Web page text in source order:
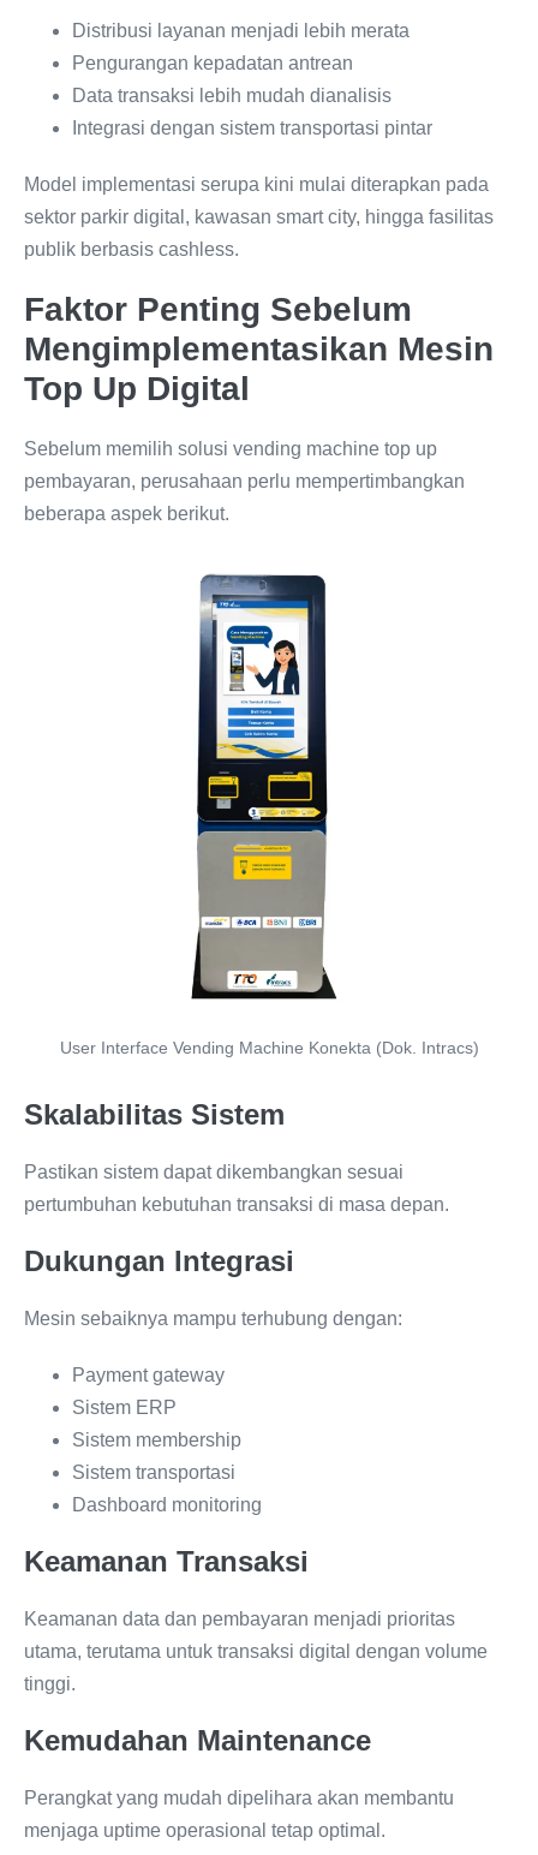
Distribusi layanan menjadi lebih merata
Pengurangan kepadatan antrean
Data transaksi lebih mudah dianalisis
Integrasi dengan sistem transportasi pintar
Model implementasi serupa kini mulai diterapkan pada
sektor parkir digital, kawasan smart city, hingga fasilitas
publik berbasis cashless.
Faktor Penting Sebelum
Mengimplementasikan Mesin
Top Up Digital
Sebelum memilih solusi vending machine top up
pembayaran, perusahaan perlu mempertimbangkan
beberapa aspek berikut.
User Interface Vending Machine Konekta (Dok. Intracs)
Skalabilitas Sistem
Pastikan sistem dapat dikembangkan sesuai
pertumbuhan kebutuhan transaksi di masa depan.
Dukungan Integrasi
Mesin sebaiknya mampu terhubung dengan:
Payment gateway
Sistem ERP
Sistem membership
Sistem transportasi
Dashboard monitoring
Keamanan Transaksi
Keamanan data dan pembayaran menjadi prioritas
utama, terutama untuk transaksi digital dengan volume
tinggi.
Kemudahan Maintenance
Perangkat yang mudah dipelihara akan membantu
menjaga uptime operasional tetap optimal.